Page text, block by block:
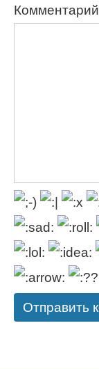
Комментарий